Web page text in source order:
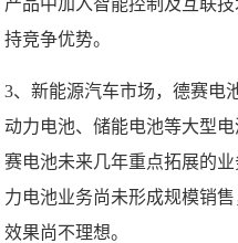
产品中加入智能控制及互联
持竞争优势。
3、新能源汽车市场，德赛电
动力电池、储能电池等大型
赛电池未来几年重点拓展的
力电池业务尚未形成规模销
效果尚不理想。